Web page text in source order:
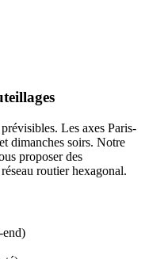
Les axes Paris-
dimanches soirs. Notre
proposer des
routier hexagonal.
end)